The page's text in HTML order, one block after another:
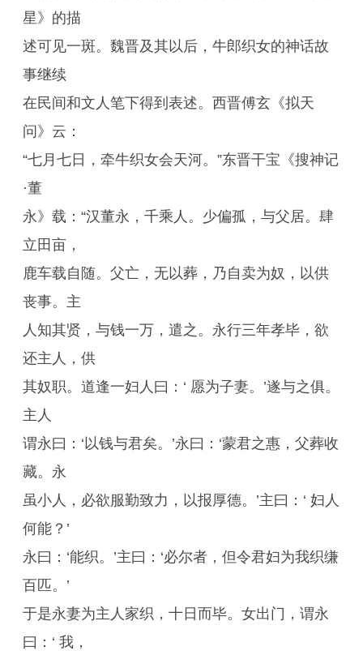
星》的描
述可见一斑。魏晋及其以后，牛郎织女的神话故
事继续
在民间和文人笔下得到表述。西晋傅玄《拟天
问》云：
“七月七日，牵牛织女会天河。”东晋干宝《搜神记
·董
永》载：“汉董永，千乘人。少偏孤，与父居。肆
立田亩，
鹿车载自随。父亡，无以葬，乃自卖为奴，以供
丧事。主
人知其贤，与钱一万，遣之。永行三年孝毕，欲
还主人，供
其奴职。道逢一妇人曰：‘ 愿为子妻。’遂与之俱。
主人
谓永曰：‘以钱与君矣。’永曰：‘蒙君之惠，父葬收
藏。永
虽小人，必欲服勤致力，以报厚德。’主曰：‘ 妇人
何能？’
永曰：‘能织。’主曰：‘必尔者，但令君妇为我织缣
百匹。’
于是永妻为主人家织，十日而毕。女出门，谓永
曰：‘ 我，